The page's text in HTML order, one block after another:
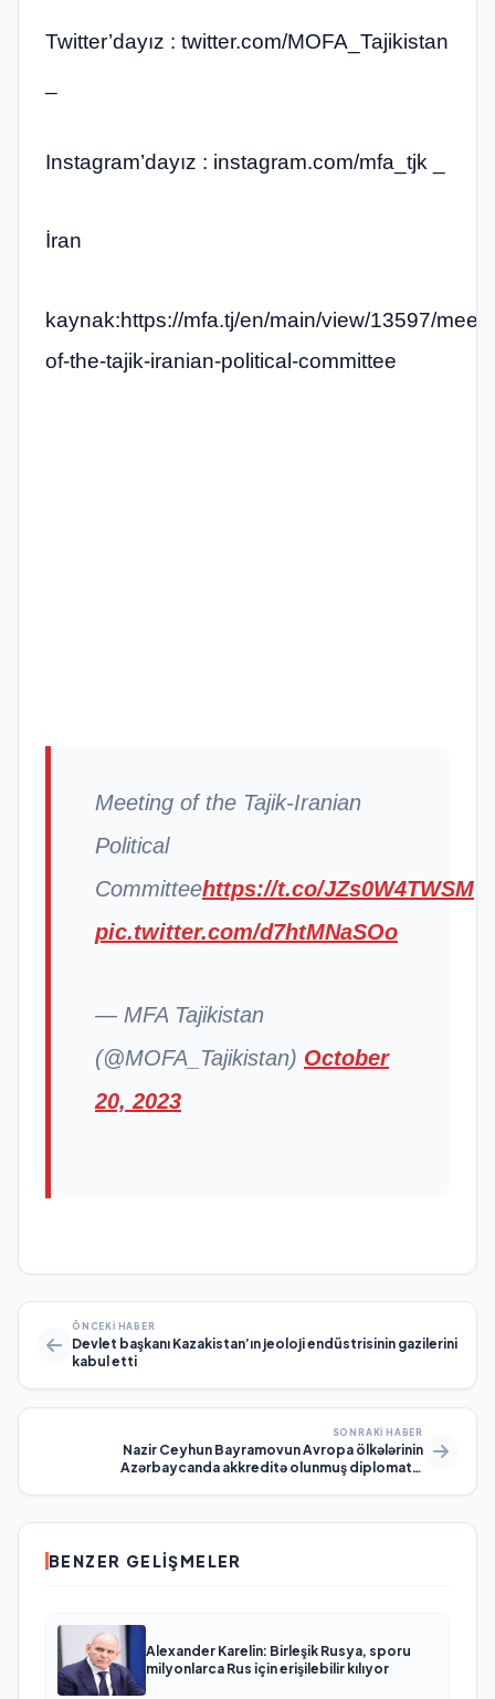
Twitter’dayız : twitter.com/MOFA_Tajikistan
Instagram’dayız : instagram.com/mfa_tjk _
İran
kaynak:https://mfa.tj/en/main/view/13597/
of-the-tajik-iranian-political-committee
Meeting of the Tajik-Iranian
Political
Committeehttps://t.co/JZs0W4TWSM
pic.twitter.com/d7htMNaSOo
— MFA Tajikistan
(@MOFA_Tajikistan) October
20, 2023
ÖNCEKI HABER
Devlet başkanı Kazakistan’ın jeoloji endüstrisinin gazilerini
kabul etti
SONRAKI HABER
Nazir Ceyhun Bayramovun Avropa ölkələrinin
Azərbaycanda akkreditə olunmuş diplomatik
BENZER GELIŞMELER
Alexander Karelin: Birleşik Rusya, sporu
milyonlarca Rus için erişilebilir kılıyor